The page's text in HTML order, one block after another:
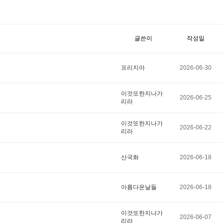
글쓴이 작성일
프리지아 2026-06-30
이것또한지나가
리라
2026-06-25
이것또한지나가
리라
2026-06-22
산국화 2026-06-18
아름다운날들 2026-06-18
이것또한지나가
리라
2026-06-07